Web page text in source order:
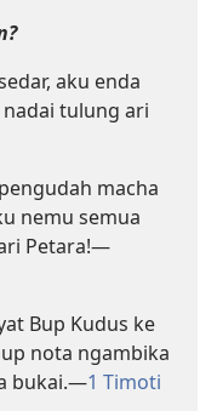
aku enda
tulung ari
macha
nemu semua
Petara!—
Bup Kudus ke
nota ngambika
bukai.—1 Timoti